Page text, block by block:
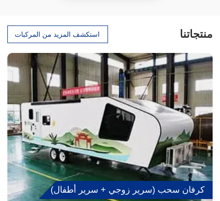
منتجاتنا استكشف المزيد من المركبات
كرفان سحب (سرير زوجي + سرير أطفال)